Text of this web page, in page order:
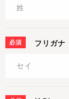
必須 フリガナ